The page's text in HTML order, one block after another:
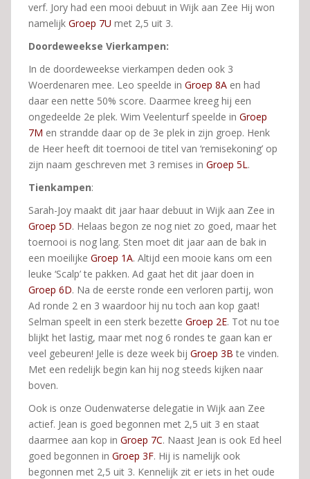
verf. Jory had een mooi debuut in Wijk aan Zee Hij won
namelijk Groep 7U met 2,5 uit 3.
Doordeweekse Vierkampen:
In de doordeweekse vierkampen deden ook 3
Woerdenaren mee. Leo speelde in Groep 8A en had
daar een nette 50% score. Daarmee kreeg hij een
ongedeelde 2e plek. Wim Veelenturf speelde in Groep
7M en strandde daar op de 3e plek in zijn groep. Henk
de Heer heeft dit toernooi de titel van ‘remisekoning’ op
zijn naam geschreven met 3 remises in Groep 5L.
Tienkampen:
Sarah-Joy maakt dit jaar haar debuut in Wijk aan Zee in
Groep 5D. Helaas begon ze nog niet zo goed, maar het
toernooi is nog lang. Sten moet dit jaar aan de bak in
een moeilijke Groep 1A. Altijd een mooie kans om een
leuke ‘Scalp’ te pakken. Ad gaat het dit jaar doen in
Groep 6D. Na de eerste ronde een verloren partij, won
Ad ronde 2 en 3 waardoor hij nu toch aan kop gaat!
Selman speelt in een sterk bezette Groep 2E. Tot nu toe
blijkt het lastig, maar met nog 6 rondes te gaan kan er
veel gebeuren! Jelle is deze week bij Groep 3B te vinden.
Met een redelijk begin kan hij nog steeds kijken naar
boven.
Ook is onze Oudenwaterse delegatie in Wijk aan Zee
actief. Jean is goed begonnen met 2,5 uit 3 en staat
daarmee aan kop in Groep 7C. Naast Jean is ook Ed heel
goed begonnen in Groep 3F. Hij is namelijk ook
begonnen met 2,5 uit 3. Kennelijk zit er iets in het oude